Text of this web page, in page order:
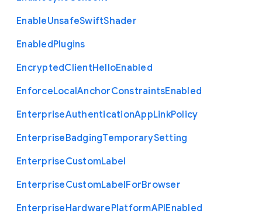
EnableUnsafeSwiftShader
EnabledPlugins
EncryptedClientHelloEnabled
EnforceLocalAnchorConstraintsEnabled
EnterpriseAuthenticationAppLinkPolicy
EnterpriseBadgingTemporarySetting
EnterpriseCustomLabel
EnterpriseCustomLabelForBrowser
EnterpriseHardwarePlatformAPIEnabled